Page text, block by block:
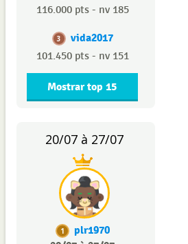
116.000 pts - nv 185
3 vida2017
101.450 pts - nv 151
Mostrar top 15
20/07 à 27/07
1
plr1970